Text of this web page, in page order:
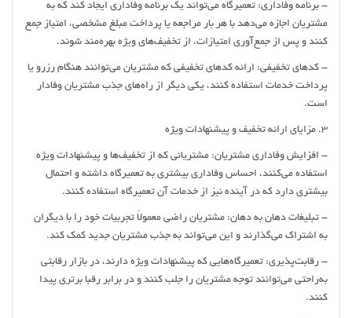
- برنامه وفاداری: تعمیرگاه می‌تواند یک برنامه وفاداری ایجاد کند که به
مشتریان اجازه می‌دهد با هر بار مراجعه یا پرداخت مبلغ مشخصی، امتیاز جمع
کنند و پس از جمع‌آوری امتیازات، از تخفیف‌های ویژه بهره‌مند شوند.
- کدهای تخفیفی: ارائه کدهای تخفیفی که مشتریان می‌توانند هنگام رزرو یا
پرداخت خدمات استفاده کنند، یکی دیگر از راه‌های جذب مشتریان وفادار
است.
3. مزایای ارائه تخفیف و پیشنهادات ویژه
- افزایش وفاداری مشتریان: مشتریانی که از تخفیف‌ها و پیشنهادات ویژه
استفاده می‌کنند، احساس وفاداری بیشتری به تعمیرگاه داشته و احتمال
بیشتری دارد که در آینده نیز از خدمات آن تعمیرگاه استفاده کنند.
- تبلیغات دهان به دهان: مشتریان راضی معمولاً تجربیات خود را با دیگران
به اشتراک می‌گذارند و این می‌تواند به جذب مشتریان جدید کمک کند.
- رقابت‌پذیری: تعمیرگاه‌هایی که پیشنهادات ویژه دارند، در بازار رقابتی
به‌راحتی می‌توانند توجه مشتریان را جلب کنند و در برابر رقبا برتری پیدا
کنند.